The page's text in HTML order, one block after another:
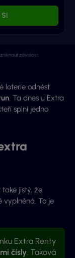
závislost.
loterie odnést
. Ta dnes u Extra
splní jedno
také jistý, že
vyplněná. To je
Extra Renty
čísly. Taková